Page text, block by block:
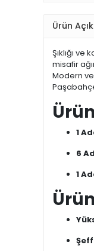
Ürün
Şıklığı
misafir
Modern
1
6
1